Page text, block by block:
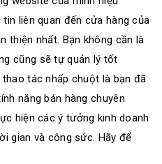
liên quan đến cửa hàng của
thiện nhất. Bạn không cần là
cũng sẽ tự quản lý tốt
tác nhấp chuột là bạn đã
năng bán hàng chuyên
hiện các ý tưởng kinh doanh
gian và công sức. Hãy để